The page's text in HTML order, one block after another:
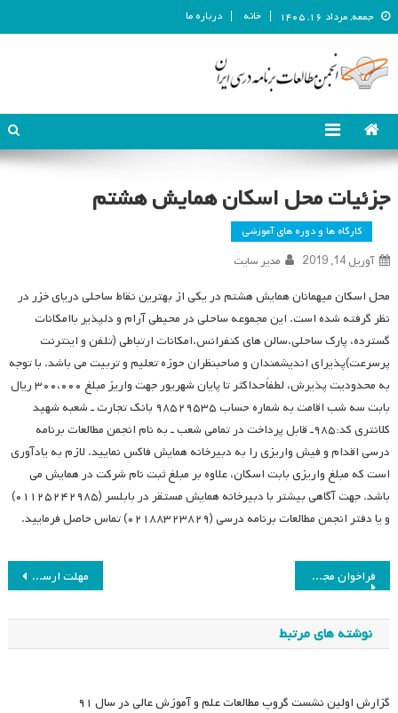
جمعه, مرداد ۱۶, ۱۴۰۵ خانه درباره ما
انجمن مطالعات برنامه درسی ایران
جزئیات محل اسکان همایش هشتم
کارگاه ها و دوره های آموزشی
آوریل 14, 2019 مدیر سایت
محل اسکان میهمانان همایش هشتم در یکی از بهترین نقاط ساحلی دریای خزر در
نظر گرفته شده است. این مجموعه ساحلی در محیطی آرام و دلپذیر باامکانات
گسترده، پارک ساحلی،سالن های کنفرانس،امکانات ارتباطی (تلفن و اینترنت
پرسرعت)پذیرای اندیشمندان و صاحبنظران حوزه تعلیم و تربیت می باشد. با توجه
به محدودیت پذیرش، لطفاًحداکثر تا پایان شهریور جهت واریز مبلغ ۳۰۰،۰۰۰ ریال
بابت سه شب اقامت به شماره حساب ۹۸۵۲۹۵۳۵ بانک تجارت ـ شعبه شهید
کلانتری کد:۹۸۵ـ قابل پرداخت در تمامی شعب ـ به نام انجمن مطالعات برنامه
درسی اقدام و فیش واریزی را به دبیرخانه همایش فاکس نمایید. لازم به یادآوری
است که مبلغ واریزی بابت اسکان، علاوه بر مبلغ ثبت نام شرکت در همایش می
باشد. جهت آگاهی بیشتر با دبیرخانه همایش مستقر در بابلسر (۰۱۱۲۵۲۴۲۹۸۵)
و یا دفتر انجمن مطالعات برنامه درسی (۰۲۱۸۸۳۲۳۸۲۹) تماس حاصل فرمایید.
راهبری
نوشته
مهلت ارسال اصل مقاله همایش هشتم فراخوان مجمع عمومی
نوشته های مرتبط
گزارش اولین نشست گروپ مطالعات علم و آموزش عالی در سال ۹۱